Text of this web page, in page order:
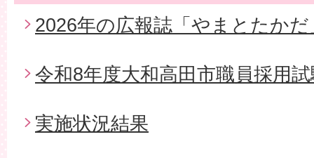
2026年の広報誌「やまとたかだ
令和8年度大和高田市職員採用
実施状況結果